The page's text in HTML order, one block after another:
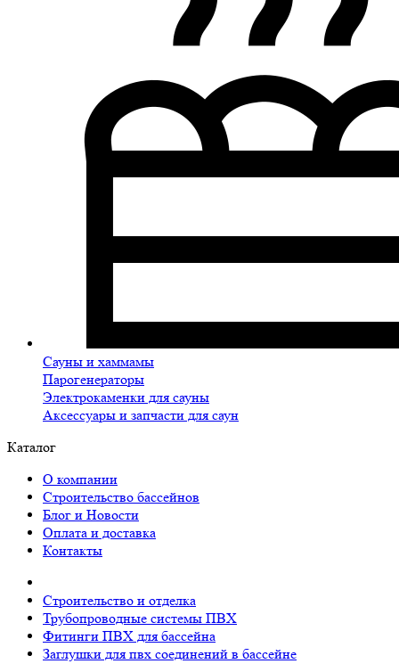
Сауны и хаммамы
Парогенераторы
Электрокаменки для сауны
Аксессуары и запчасти для саун
Каталог
О компании
Строительство бассейнов
Блог и Новости
Оплата и доставка
Контакты
Строительство и отделка
Трубопроводные системы ПВХ
Фитинги ПВХ для бассейна
Заглушки для пвх соединений в бассейне